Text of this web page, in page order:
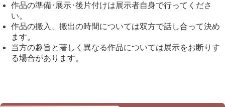
作品の準備･展示･後片付けは展示者自身で行ってくださ
い。
作品の搬入、搬出の時間については双方で話し合って決め
ます。
当方の趣旨と著しく異なる作品については展示をお断りす
る場合があります。